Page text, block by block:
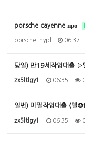
porsche cayenne про
porsche_nypl 06:37
당일) 만19세작업대출
zx5ltlgy1 06:35
일번) 미필작업대출 ⟨텔
zx5ltlgy1 06:35